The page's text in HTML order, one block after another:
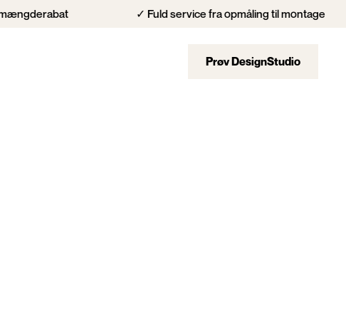
✓ Fuld service fra opmåling til montage ✓
Prøv DesignStudio